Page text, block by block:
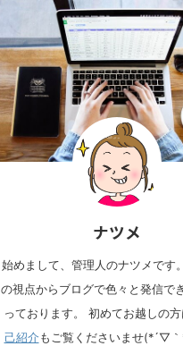
ナツメ
始めまして、管理人のナツメです
の視点からブログで色々と発信で
っております。 初めてお越しの
己紹介 もご覧くださいませ(*´▽